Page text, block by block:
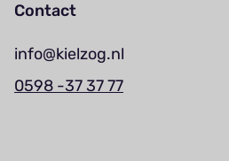
Contact
info@kielzog.nl
0598 -37 37 77